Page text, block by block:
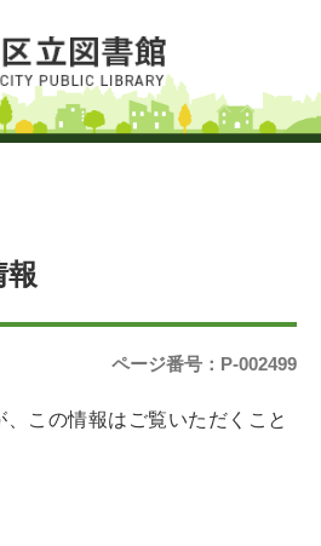
報
ページ番号：P-002499
この情報はご覧いただくこと